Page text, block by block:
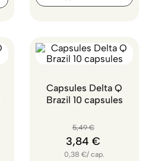
Capsules Delta Q
Brazil 10 capsules
5,49 €
3,84 €
0,38 €/ cap.